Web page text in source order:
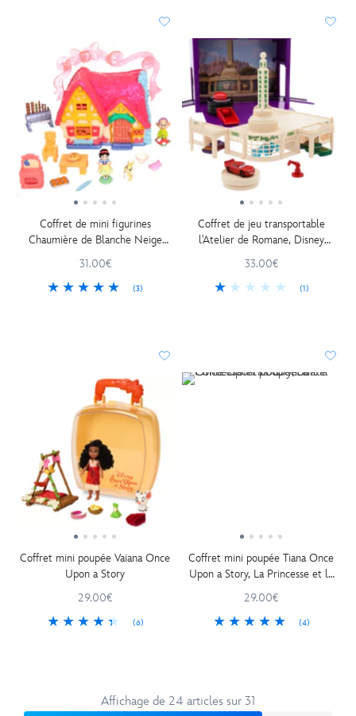
Coffret de mini figurines
Chaumière de Blanche Neige
Neige et les Sept Nains
31.00€
(3)
Coffret de jeu transportable
l'Atelier de Romane, Disney
33.00€
(1)
Coffret mini poupée Vaiana Once
Upon a Story
29.00€
(6)
Coffret mini poupée Tiana Once
Upon a Story, La Princesse et la
29.00€
(4)
Affichage de 24 articles sur 31